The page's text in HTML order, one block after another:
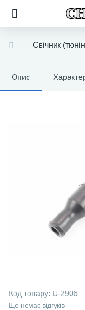
Свічник
Опис
Код товару: U-2906
Ще немає відгуків